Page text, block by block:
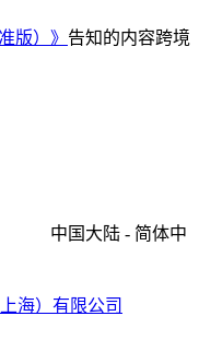
版）》 告知的内容跨境
中国大陆 - 简体中
海）有限公司